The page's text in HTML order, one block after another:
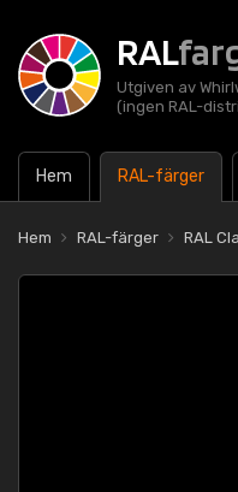
RAL
Utgiven av
(ingen RAL-
Hem RAL-färger
Hem RAL-färger RAL